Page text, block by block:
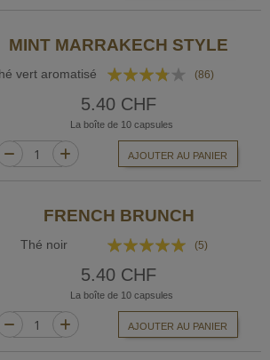
MINT MARRAKECH STYLE
vert aromatisé
Rating:
73%
(86)
5.40 CHF
La boîte de 10 capsules
AJOUTER AU PANIER
FRENCH BRUNCH
Thé noir
Rating:
100%
(5)
5.40 CHF
La boîte de 10 capsules
AJOUTER AU PANIER